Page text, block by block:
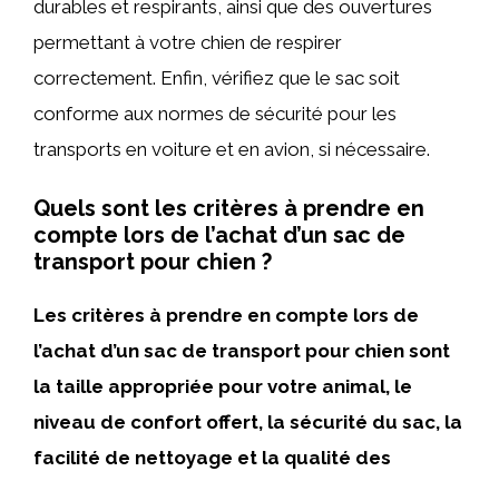
durables et respirants, ainsi que des ouvertures
permettant à votre chien de respirer
correctement. Enfin, vérifiez que le sac soit
conforme aux normes de sécurité pour les
transports en voiture et en avion, si nécessaire.
Quels sont les critères à prendre en
compte lors de l’achat d’un sac de
transport pour chien ?
Les critères à prendre en compte lors de
l’achat d’un sac de transport pour chien sont
la taille appropriée pour votre animal, le
niveau de confort offert, la sécurité du sac, la
facilité de nettoyage et la qualité des